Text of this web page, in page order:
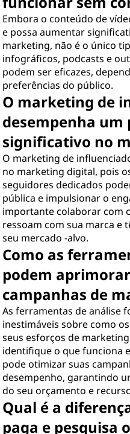
Embora o conteúdo de
e possa aumentar
marketing, não é o único
infográficos, podcasts e
podem ser eficazes,
preferências do público.
O marketing de
desempenha um
significativo no
O marketing de
no marketing digital, pois
seguidores dedicados
pública e impulsionar o
importante colaborar com
ressoam com sua marca e
seu mercado -alvo.
Como as
podem
campanhas de
As ferramentas de análise
inestimáveis sobre como
seus esforços de
identifique o que funciona
pode otimizar suas
desempenho, garantindo
do seu orçamento e
Qual é a
paga e pesquisa